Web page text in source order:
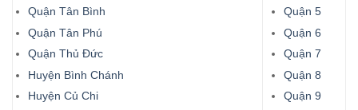
Quận Tân Bình
Quận Tân Phú
Quận Thủ Đức
Huyện Bình Chánh
Huyện Củ Chi
Quận 5
Quận 6
Quận 7
Quận 8
Quận 9